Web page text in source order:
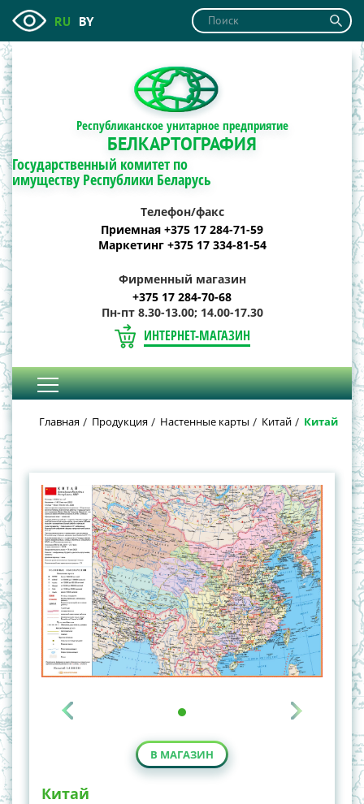
RU BY
Республиканское унитарное предприятие
БЕЛКАРТОГРАФИЯ
Государственный комитет по
имуществу Республики Беларусь
Телефон/факс
Приемная +375 17 284-71-59
Маркетинг +375 17 334-81-54
Фирменный магазин
+375 17 284-70-68
Пн-пт 8.30-13.00; 14.00-17.30
ИНТЕРНЕТ-МАГАЗИН
Главная Продукция Настенные карты Китай Китай
В МАГАЗИН
Китай